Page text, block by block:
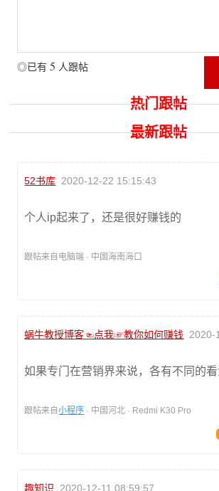
◎已有 5 人跟帖
热门跟帖
最新跟帖
52书库 2020-12-22 15:15:43
个人ip起来了，还是很好赚钱的
跟帖来自电脑端 · 中国海南海口
蜗牛教授博客☜点我☞教你如何赚钱 2020-
如果专门在营销界来说，各有不同的看
跟帖来自小程序 · 中国河北 · Redmi K30 Pro
趣知识 2020-12-11 08:59:57